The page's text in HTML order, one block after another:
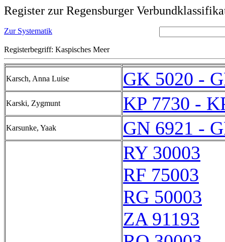
Register zur Regensburger
Zur Systematik
Registerbegriff: Kaspisches Meer
Karsch, Anna Luise GK 5020 -
Karski, Zygmunt KP 7730 -
Karsunke, Yaak
GN 6921 -
RY 30003
RF 75003
RG 50003
ZA 91193